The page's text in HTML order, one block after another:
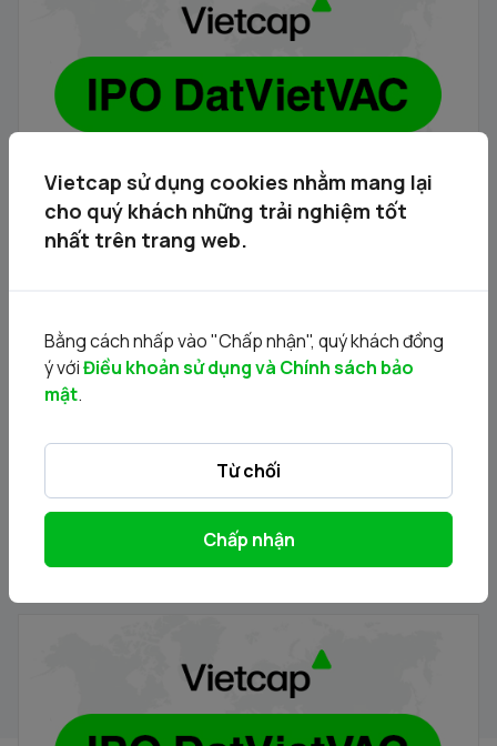
Holdings
30/07/2026
Vietcap sử dụng cookies nhằm mang lại
cho quý khách những trải nghiệm tốt
nhất trên trang web.
Bằng cách nhấp vào "Chấp nhận", quý khách đồng
ý vớiĐiều khoản sử dụng và Chính sách bảo
mật.
Từ chối
Chấp nhận